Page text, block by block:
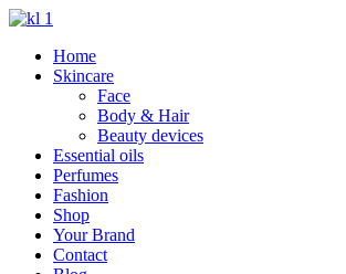
Home
Skincare
Face
Body & Hair
Beauty devices
Essential oils
Perfumes
Fashion
Shop
Your Brand
Contact